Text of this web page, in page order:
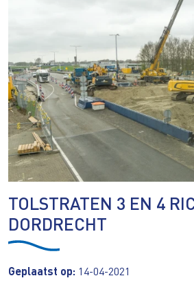
TOLSTRATEN 3 EN 4
DORDRECHT
Geplaatst op: 14-04-2021